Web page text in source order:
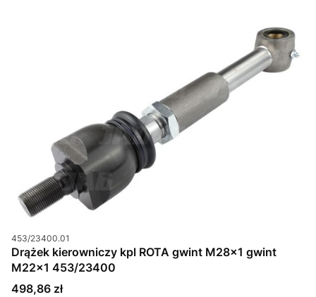
Kod produktu
453/23400.01
Drążek kierowniczy kpl ROTA gwint M28x1 gwint
M22x1 453/23400
Cena
498,86 zł